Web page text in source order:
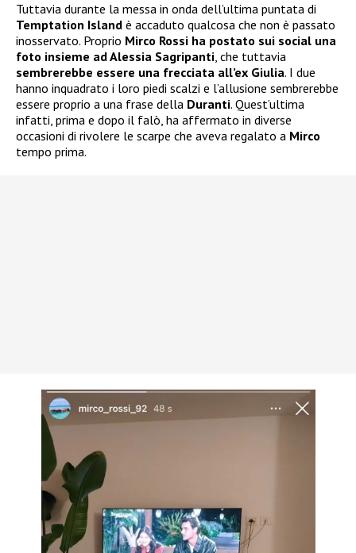
Tuttavia durante la messa in onda dell’ultima puntata di
Temptation Island è accaduto qualcosa che non è passato
inosservato. Proprio Mirco Rossi ha postato sui social una
foto insieme ad Alessia Sagripanti, che tuttavia
sembrerebbe essere una frecciata all’ex Giulia. I due
hanno inquadrato i loro piedi scalzi e l’allusione sembrerebbe
essere proprio a una frase della Duranti. Quest’ultima
infatti, prima e dopo il falò, ha affermato in diverse
occasioni di rivolere le scarpe che aveva regalato a Mirco
tempo prima.